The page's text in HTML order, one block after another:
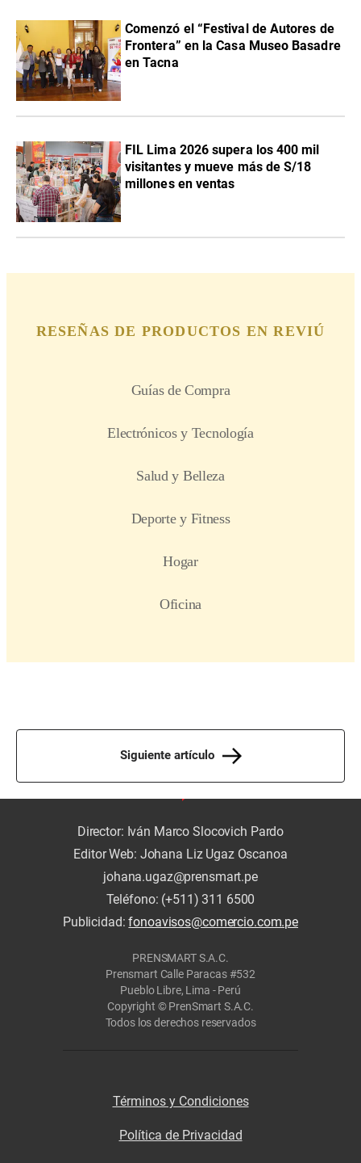
Comenzó el “Festival de Autores de
Frontera” en la Casa Museo Basadre
en Tacna
FIL Lima 2026 supera los 400 mil
visitantes y mueve más de S/18
millones en ventas
Siguiente artículo
Director: Iván Marco Slocovich Pardo
Editor Web: Johana Liz Ugaz Oscanoa
johana.ugaz@prensmart.pe
Teléfono: (+511) 311 6500
Publicidad:fonoavisos@comercio.com.pe
PRENSMART S.A.C.
Prensmart Calle Paracas #532
Pueblo Libre, Lima - Perú
Copyright © PrenSmart S.A.C.
Todos los derechos reservados
Términos y Condiciones
Política de Privacidad